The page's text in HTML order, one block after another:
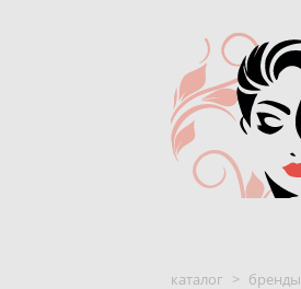
каталог > бренды